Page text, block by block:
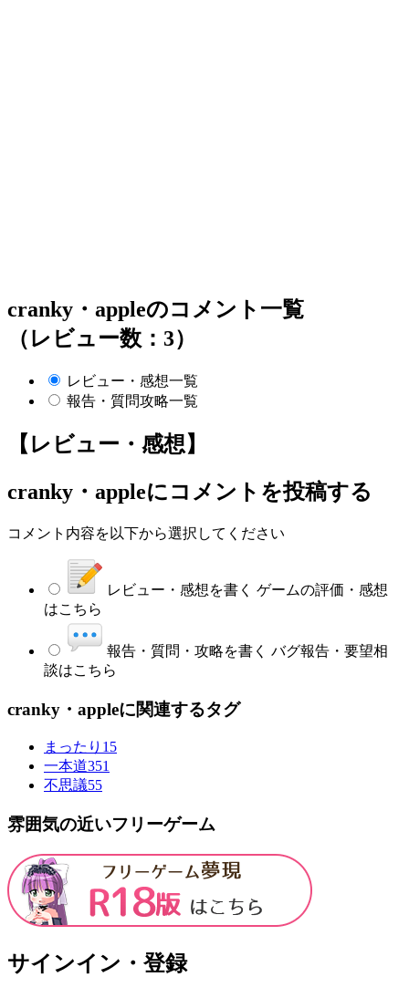
cranky・appleのコメント一覧
（レビュー数：3）
レビュー・感想一覧
報告・質問攻略一覧
【レビュー・感想】
cranky・appleにコメントを投稿する
コメント内容を以下から選択してください
レビュー・感想を書く ゲームの評価・感想
はこちら
報告・質問・攻略を書く バグ報告・要望相
談はこちら
cranky・appleに関連するタグ
まったり 15
一本道351
不思議55
雰囲気の近いフリーゲーム
サインイン・登録